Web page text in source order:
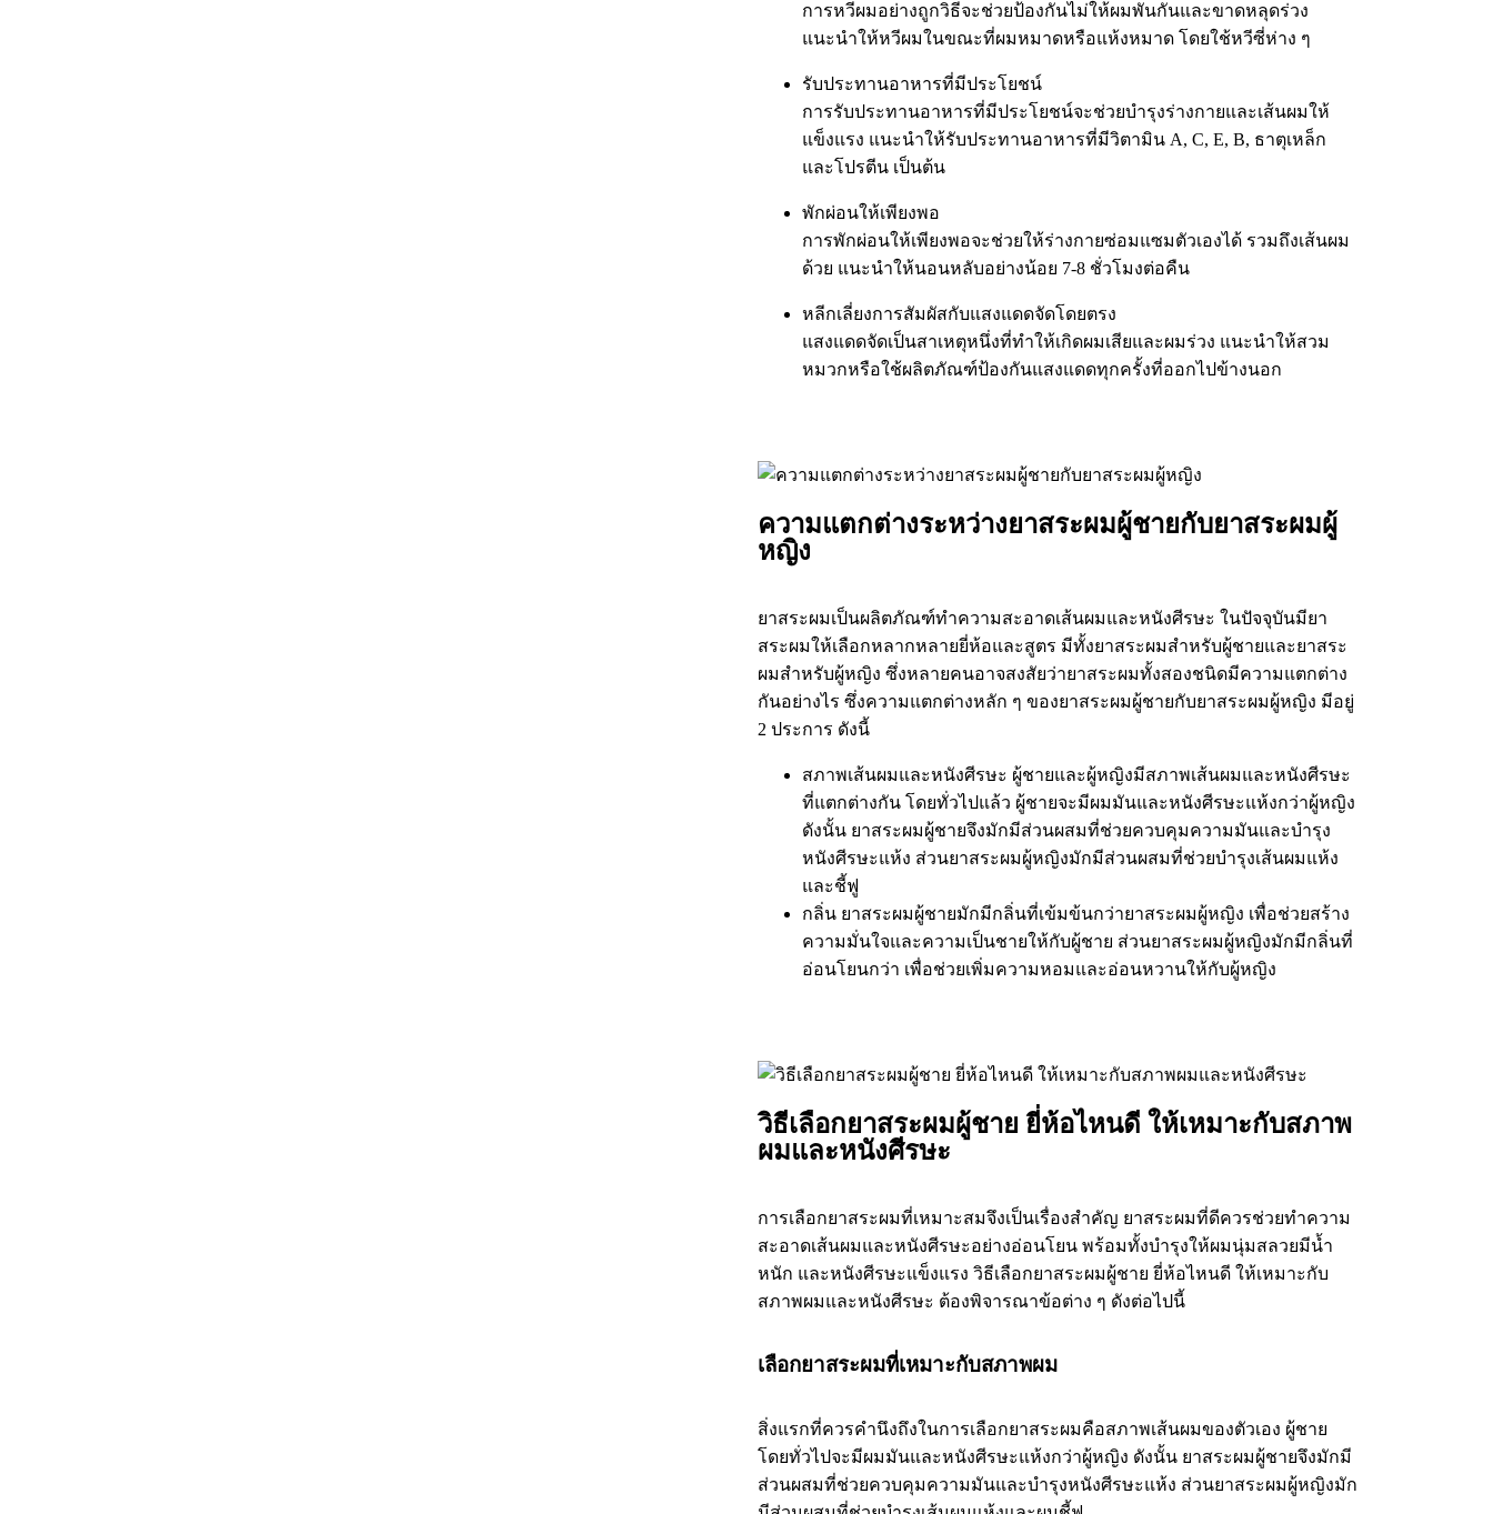
การหวีผมอย่างถูกวิธีจะช่วยป้องกันไม่ให้ผมพันกันและขาดหลุดร่วง
แนะนำให้หวีผมในขณะที่ผมหมาดหรือแห้งหมาด โดยใช้หวีซี่ห่าง ๆ
รับประทานอาหารที่มีประโยชน์
การรับประทานอาหารที่มีประโยชน์จะช่วยบำรุงร่างกายและเส้นผมให้
แข็งแรง แนะนำให้รับประทานอาหารที่มีวิตามิน A, C, E, B, ธาตุเหล็ก
และโปรตีน เป็นต้น
พักผ่อนให้เพียงพอ
การพักผ่อนให้เพียงพอจะช่วยให้ร่างกายซ่อมแซมตัวเองได้ รวมถึงเส้นผม
ด้วย แนะนำให้นอนหลับอย่างน้อย 7-8 ชั่วโมงต่อคืน
หลีกเลี่ยงการสัมผัสกับแสงแดดจัดโดยตรง
แสงแดดจัดเป็นสาเหตุหนึ่งที่ทำให้เกิดผมเสียและผมร่วง แนะนำให้สวม
หมวกหรือใช้ผลิตภัณฑ์ป้องกันแสงแดดทุกครั้งที่ออกไปข้างนอก
ความแตกต่างระหว่างยาสระผมผู้ชายกับยาสระผมผู้
หญิง
ยาสระผมเป็นผลิตภัณฑ์ทำความสะอาดเส้นผมและหนังศีรษะ ในปัจจุบันมียา
สระผมให้เลือกหลากหลายยี่ห้อและสูตร มีทั้งยาสระผมสำหรับผู้ชายและยาสระ
ผมสำหรับผู้หญิง ซึ่งหลายคนอาจสงสัยว่ายาสระผมทั้งสองชนิดมีความแตกต่าง
กันอย่างไร ซึ่งความแตกต่างหลัก ๆ ของยาสระผมผู้ชายกับยาสระผมผู้หญิง มีอยู่
2 ประการ ดังนี้
สภาพเส้นผมและหนังศีรษะ ผู้ชายและผู้หญิงมีสภาพเส้นผมและหนังศีรษะ
ที่แตกต่างกัน โดยทั่วไปแล้ว ผู้ชายจะมีผมมันและหนังศีรษะแห้งกว่าผู้หญิง
ดังนั้น ยาสระผมผู้ชายจึงมักมีส่วนผสมที่ช่วยควบคุมความมันและบำรุง
หนังศีรษะแห้ง ส่วนยาสระผมผู้หญิงมักมีส่วนผสมที่ช่วยบำรุงเส้นผมแห้ง
และชี้ฟู
กลิ่น ยาสระผมผู้ชายมักมีกลิ่นที่เข้มข้นกว่ายาสระผมผู้หญิง เพื่อช่วยสร้าง
ความมั่นใจและความเป็นชายให้กับผู้ชาย ส่วนยาสระผมผู้หญิงมักมีกลิ่นที่
อ่อนโยนกว่า เพื่อช่วยเพิ่มความหอมและอ่อนหวานให้กับผู้หญิง
วิธีเลือกยาสระผมผู้ชาย ยี่ห้อไหนดี ให้เหมาะกับสภาพ
ผมและหนังศีรษะ
การเลือกยาสระผมที่เหมาะสมจึงเป็นเรื่องสำคัญ ยาสระผมที่ดีควรช่วยทำความ
สะอาดเส้นผมและหนังศีรษะอย่างอ่อนโยน พร้อมทั้งบำรุงให้ผมนุ่มสลวยมีน้ำ
หนัก และหนังศีรษะแข็งแรง วิธีเลือกยาสระผมผู้ชาย ยี่ห้อไหนดี ให้เหมาะกับ
สภาพผมและหนังศีรษะ ต้องพิจารณาข้อต่าง ๆ ดังต่อไปนี้
เลือกยาสระผมที่เหมาะกับสภาพผม
สิ่งแรกที่ควรคำนึงถึงในการเลือกยาสระผมคือสภาพเส้นผมของตัวเอง ผู้ชาย
โดยทั่วไปจะมีผมมันและหนังศีรษะแห้งกว่าผู้หญิง ดังนั้น ยาสระผมผู้ชายจึงมักมี
ส่วนผสมที่ช่วยควบคุมความมันและบำรุงหนังศีรษะแห้ง ส่วนยาสระผมผู้หญิงมัก